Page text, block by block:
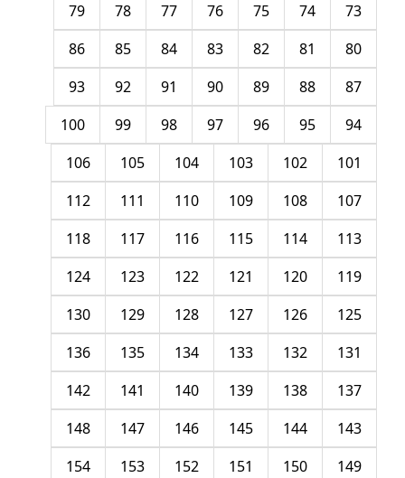
73
74
75
76
77
78
79
80
81
82
83
84
85
86
87
88
89
90
91
92
93
94
95
96
97
98
99
100
101
102
103
104
105
106
107
108
109
110
111
112
113
114
115
116
117
118
119
120
121
122
123
124
125
126
127
128
129
130
131
132
133
134
135
136
137
138
139
140
141
142
143
144
145
146
147
148
149
150
151
152
153
154